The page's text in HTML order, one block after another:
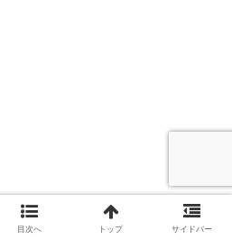
シェアする
目次へ トップ サイドバー